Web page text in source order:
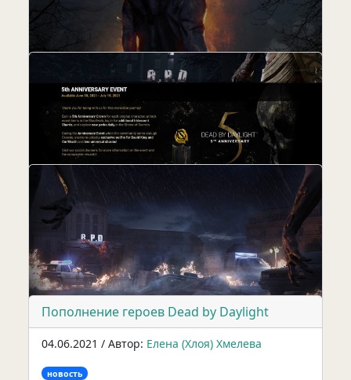
06.07.2021 / Автор: Елена (Хлоя) Хмелева
новость
Dead by Daylight побила собственный
рекорд
05.07.2021 / Автор:Елена (Хлоя) Хмелева
новость
С днем рождения, Dead by Daylight!
01.07.2021 / Автор: Елена (Хлоя) Хмелева
новость
Dead by Daylight снова оправдывается за
баги
Пополнение героев Dead by Daylight
04.06.2021 / Автор: Елена (Хлоя) Хмелева
новость